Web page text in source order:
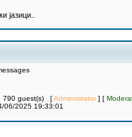
јазици..
790 guest(s) [Administrator] [
06/2025 19:33:01